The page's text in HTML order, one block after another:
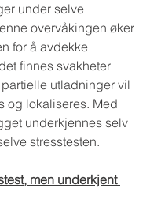
under selve
overvåkingen øker
for å avdekke
finnes svakheter
utladninger vil
og lokaliseres. Med
underkjennes selv
stresstesten.
men underkjent